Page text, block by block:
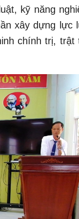
kỹ năng
xây dựng lực
chính trị, trật